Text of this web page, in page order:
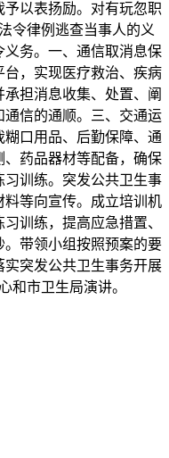
以表扬励。对有玩忽职
令律例逃查当事人的义
务。一、通信取消息保
台，实现医疗救治、疾病
担消息收集、处置、阐
信的通顺。三、交通运
口用品、后勤保障、通
药品器材等配备，确保
训练。突发公共卫生事
等向宣传。成立培训机
训练，提高应急措置、
带领小组按照预案的要
突发公共卫生事务开展
和市卫生局演讲。